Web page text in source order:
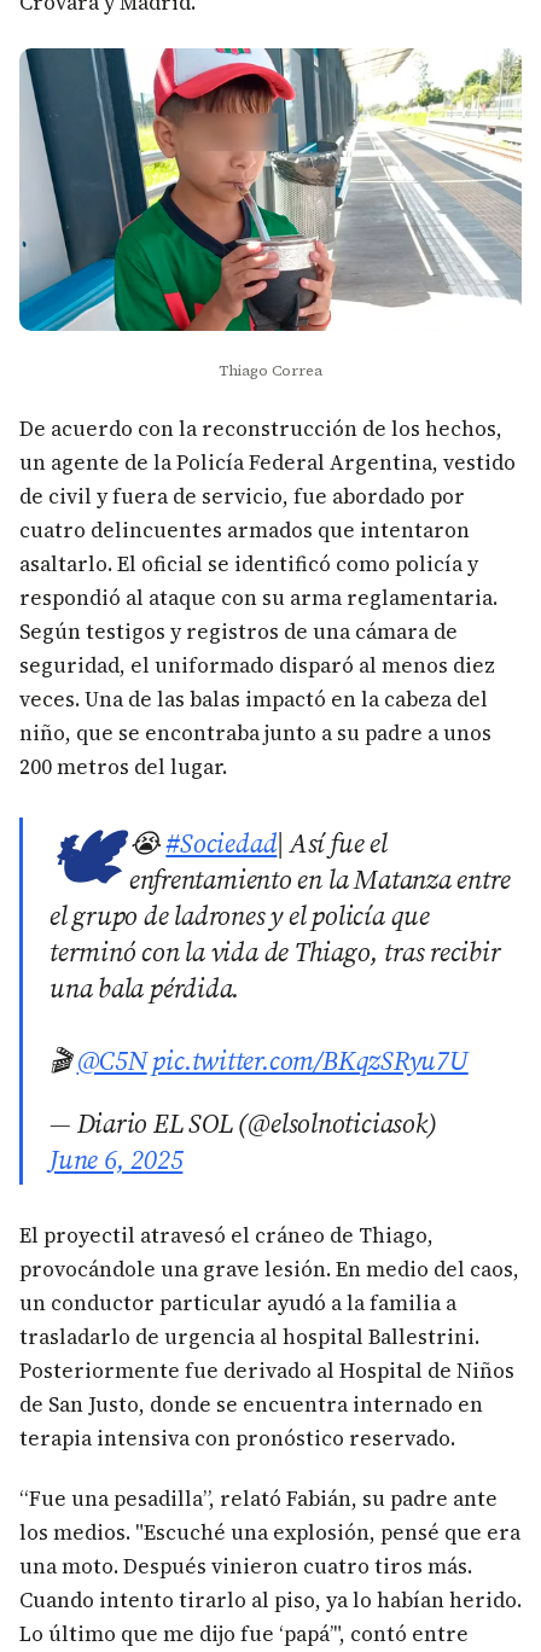
Thiago Correa
De acuerdo con la reconstrucción de los hechos,
un agente de la Policía Federal Argentina, vestido
de civil y fuera de servicio, fue abordado por
cuatro delincuentes armados que intentaron
asaltarlo. El oficial se identificó como policía y
respondió al ataque con su arma reglamentaria.
Según testigos y registros de una cámara de
seguridad, el uniformado disparó al menos diez
veces. Una de las balas impactó en la cabeza del
niño, que se encontraba junto a su padre a unos
200 metros del lugar.
🕊️ 😭#Sociedad| Así fue el
enfrentamiento en la Matanza entre
el grupo de ladrones y el policía que
terminó con la vida de Thiago, tras recibir
una bala pérdida.
🎬@C5Npic.twitter.com/BKqzSRyu7U
— Diario EL SOL (@elsolnoticiasok)
June 6, 2025
El proyectil atravesó el cráneo de Thiago,
provocándole una grave lesión. En medio del caos,
un conductor particular ayudó a la familia a
trasladarlo de urgencia al hospital Ballestrini.
Posteriormente fue derivado al Hospital de Niños
de San Justo, donde se encuentra internado en
terapia intensiva con pronóstico reservado.
“Fue una pesadilla”, relató Fabián, su padre ante
los medios. "Escuché una explosión, pensé que era
una moto. Después vinieron cuatro tiros más.
Cuando intento tirarlo al piso, ya lo habían herido.
Lo último que me dijo fue ‘papá’", contó entre